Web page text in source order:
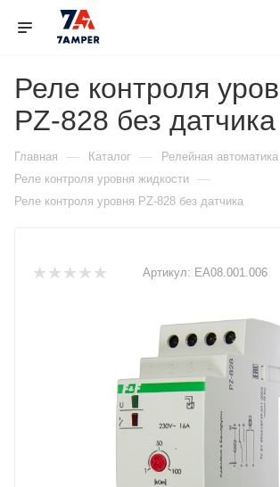
Реле контроля
PZ-828 без датчика
Главная — Каталог — Релейная автоматика
Реле контроля уровня жидкости —
Реле контроля уровня PZ-828 без датчика
Артикул: ЕА08.001.006